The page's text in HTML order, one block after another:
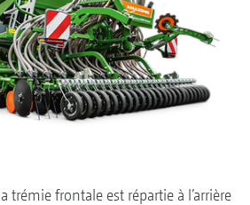
trémie frontale est répartie à l’arrière